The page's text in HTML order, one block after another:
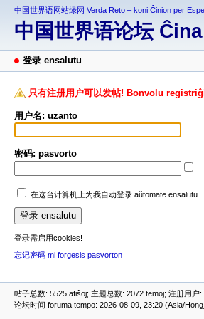
中国世界语网站绿网 Verda Reto – koni Ĉinion per
中国世界语论坛
登录 ensalutu
只有注册用户可以发帖! Bonvolu
用户名: uzanto
密码: pasvorto
在这台计算机上为我自动登录 aŭtomate ensalutu
登录需启用cookies!
忘记密码 mi forgesis pasvorton
帖子总数: 5525 afiŝoj; 主题总数: 2072 temoj; 注册用
论坛时间 foruma tempo: 2026-08-09, 23:20 (Asia/